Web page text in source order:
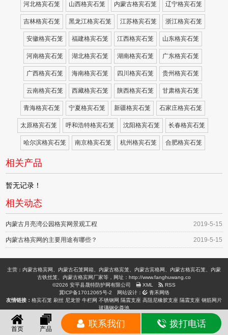
河北格宾石笼 山西格宾石笼 内蒙古格宾石笼 辽宁格宾石笼
吉林格宾石笼 黑龙江格宾石笼 江苏格宾石笼 浙江格宾石笼
安徽格宾石笼 福建格宾石笼 江西格宾石笼 山东格宾石笼
河南格宾石笼 湖北格宾石笼 湖南格宾石笼 广东格宾石笼
广西格宾石笼 海南格宾石笼 四川格宾石笼 贵州格宾石笼
云南格宾石笼 西藏格宾石笼 陕西格宾石笼 甘肃格宾石笼
青海格宾石笼 宁夏格宾石笼 新疆格宾石笼 石家庄格宾石笼
太原格宾石笼 呼和浩特格宾石笼 沈阳格宾石笼 长春格宾石笼
哈尔滨格宾石笼 南京格宾石笼 杭州格宾石笼 合肥格宾石笼
相关产品
暂无记录！
相关动态
内蒙古月亮湾公园格宾网景观工程 2019-5-15
内蒙古格宾网的主要用途有哪些？ 2019-5-15
首页 产品 联系我们 拨打电话
主营：内蒙古格宾网、内蒙古石笼网箱、内蒙古格宾笼、内蒙古宾格网、内蒙古格宾石笼、内蒙
古铁丝笼、内蒙古格宾网厂家等，网址：http://www.fanghuwang.co
©2026 安平县晟特防护网有限公司
XML
RSS
冀ICP备17012065号-2 网站设计：
青禾网络
友情链接： 格宾石笼 刷丝 尼龙管 牛栏网 不锈钢网 隔震支座 高阻尼橡胶支座 隔震支座 钢筋网片
玻璃钢化粪池